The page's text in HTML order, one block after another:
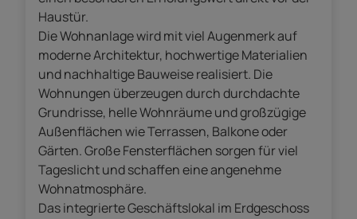
Haustür.
Die Wohnanlage wird mit viel Augenmerk auf
moderne Architektur, hochwertige Materialien
und nachhaltige Bauweise realisiert. Die
Wohnungen überzeugen durch durchdachte
Grundrisse, helle Wohnräume und großzügige
Außenflächen wie Terrassen, Balkone oder
Gärten. Große Fensterflächen sorgen für viel
Tageslicht und schaffen eine angenehme
Wohnatmosphäre.
Das integrierte Geschäftslokal im Erdgeschoss